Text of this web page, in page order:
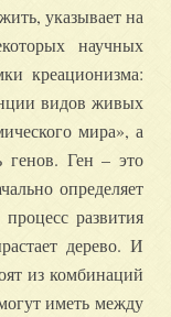
указывает на
научных
креационизма:
видов живых
мира», а
генов. Ген – это
определяет
развития
дерево. И
из комбинаций
иметь между